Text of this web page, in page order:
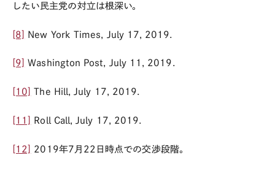
したい民主党の対立は根深い。
[8] New York Times, July 17, 2019.
[9] Washington Post, July 11, 2019.
[10] The Hill, July 17, 2019.
[11] Roll Call, July 17, 2019.
[12] 2019年7 月 22 日時点での交渉段階。